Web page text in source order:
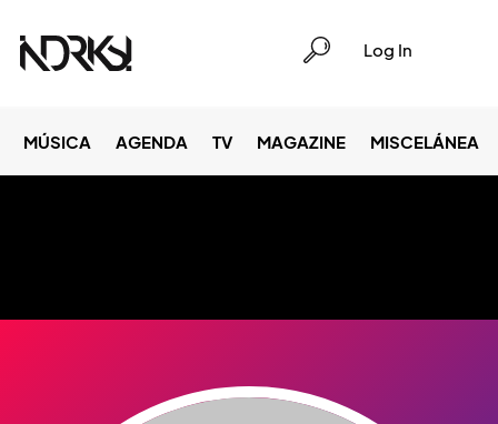
Log In
MÚSICA AGENDA TV MAGAZINE MISCELÁNEA